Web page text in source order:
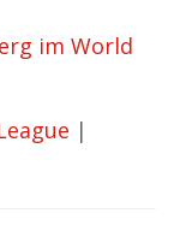
im World
|